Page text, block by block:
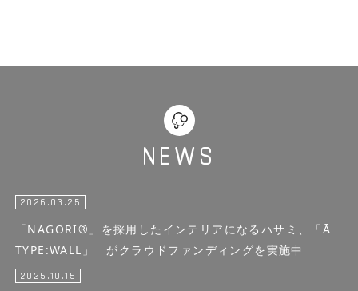
NEWS
2026.03.25
「NAGORI®」を採用したインテリアになるハサミ、「Ā
TYPE:WALL」 がクラウドファンディングを実施中
2025.10.15